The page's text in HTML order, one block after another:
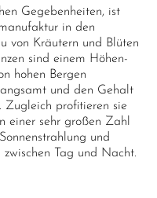
Gegebenheiten, ist
in den
von Kräutern und Blüten
sind einem Höhen-
hohen Bergen
und den Gehalt
Zugleich profitieren sie
einer sehr großen Zahl
und
Tag und Nacht.